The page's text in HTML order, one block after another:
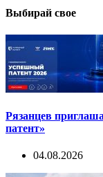
Выбирай свое
Рязанцев
патент»
04.08.2026